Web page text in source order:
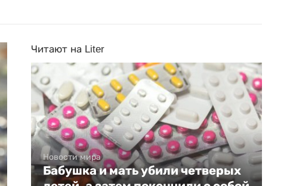
Читают на Liter
Новости мира
Бабушка и мать убили четверых